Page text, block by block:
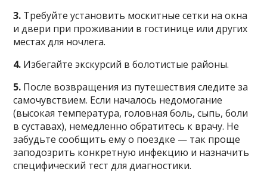
3. Требуйте установить москитные сетки на окна
и двери при проживании в гостинице или других
местах для ночлега.
4. Избегайте экскурсий в болотистые районы.
5. После возвращения из путешествия следите за
самочувствием. Если началось недомогание
(высокая температура, головная боль, сыпь, боли
в суставах), немедленно обратитесь к врачу. Не
забудьте сообщить ему о поездке — так проще
заподозрить конкретную инфекцию и назначить
специфический тест для диагностики.